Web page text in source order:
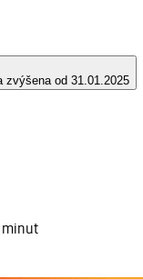
zvýšena od 31.01.2025
minut